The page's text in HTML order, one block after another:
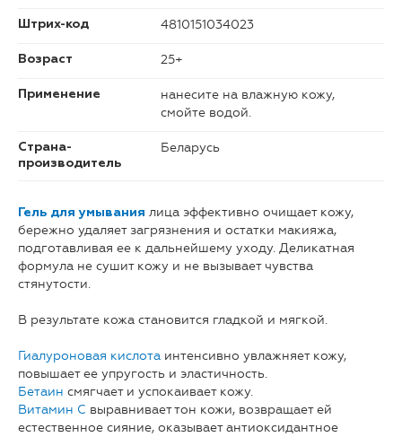
Штрих-код 4810151034023
Возраст 25+
Применение
нанесите на влажную кожу,
смойте водой.
Страна-
производитель
Беларусь
Гель для умывания лица эффективно очищает кожу,
бережно удаляет загрязнения и остатки макияжа,
подготавливая ее к дальнейшему уходу. Деликатная
формула не сушит кожу и не вызывает чувства
стянутости.
В результате кожа становится гладкой и мягкой.
Гиалуроновая кислота интенсивно увлажняет кожу,
повышает ее упругость и эластичность.
Бетаин смягчает и успокаивает кожу.
Витамин С выравнивает тон кожи, возвращает ей
естественное сияние, оказывает антиоксидантное